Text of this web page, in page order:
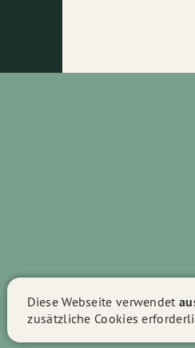
Diese Webseite verwendet
zusätzliche Cookies